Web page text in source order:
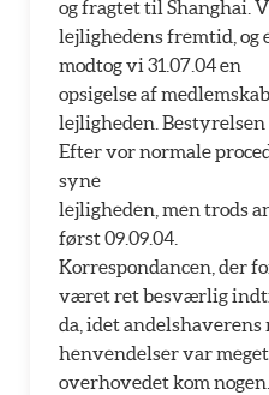
og fragtet til Shanghai.
lejlighedens fremtid, og
modtog vi 31.07.04 en
opsigelse af
lejligheden. Bestyrelsen
Efter vor normale
syne
lejligheden, men trods
først 09.09.04.
Korrespondancen, der
været ret besværlig
da, idet
henvendelser var
overhovedet kom